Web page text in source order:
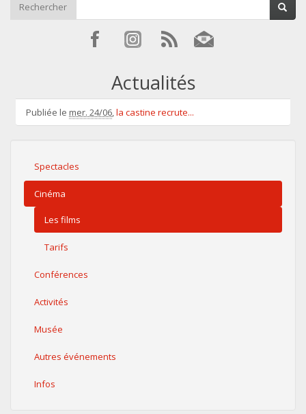
Rechercher
Actualités
Publiée le mer. 24/06,la castine recrute...
Spectacles
Cinéma
Les films
Tarifs
Conférences
Activités
Musée
Autres événements
Infos